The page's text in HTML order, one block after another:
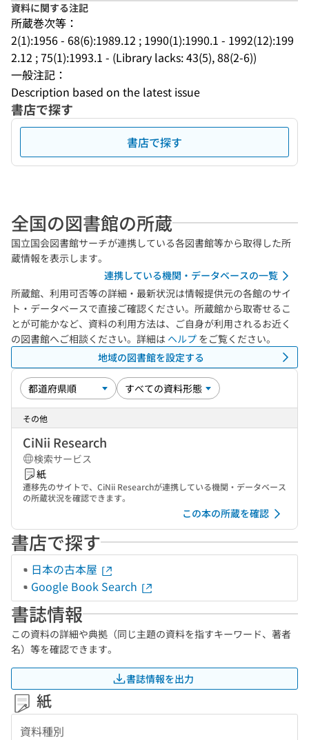
資料に関する注記
所蔵巻次等：
2(1):1956 - 68(6):1989.12 ; 1990(1):1990.1 - 1992(12):199
2.12 ; 75(1):1993.1 - (Library lacks: 43(5), 88(2-6))
一般注記：
Description based on the latest issue
書店で探す
書店で探す
全国の図書館の所蔵
国立国会図書館サーチが連携している各図書館等から取得した所
蔵情報を表示します。
連携している機関・データベースの一覧
所蔵館、利用可否等の詳細・最新状況は情報提供元の各館のサイ
ト・データベースで直接ご確認ください。所蔵館から取寄せるこ
とが可能かなど、資料の利用方法は、ご自身が利用されるお近く
の図書館へご相談ください。詳細は ヘルプ をご覧ください。
地域の図書館を設定する
その他
CiNii Research
検索サービス
紙
遷移先のサイトで、CiNii Researchが連携している機関・データベース
の所蔵状況を確認できます。
この本の所蔵を確認
書店で探す
日本の古本屋
Google Book Search
書誌情報
この資料の詳細や典拠（同じ主題の資料を指すキーワード、著者
名）等を確認できます。
書誌情報を出力
紙
資料種別